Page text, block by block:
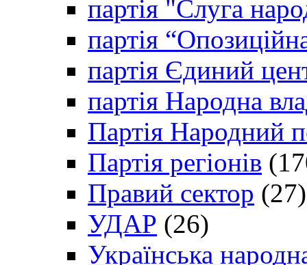
партія "Слуга
партія
партія Єдиний
партія Народна
Партія Народний
Партія регіонів
Правий сектор (27)
УДАР (26)
Українська